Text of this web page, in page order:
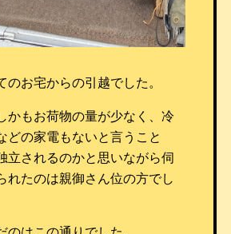
のお宅からの引越でした。
かもお荷物の量が少なく、冷
どの家電もないと言うこと
立されるのかと思いながら伺
れたのは親御さん位の方でし